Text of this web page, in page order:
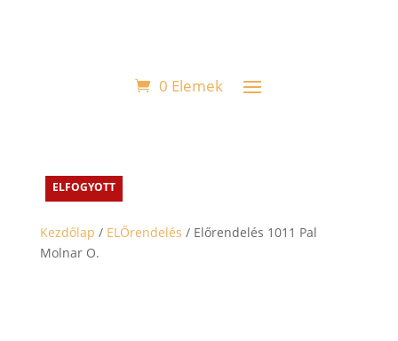
0 Elemek
Kezdőlap / ELŐrendelés / Előrendelés 1011 Pal
Molnar O.
ELFOGYOTT
ELFOGYOTT
ELFOGYOTT
ELFOGYOTT